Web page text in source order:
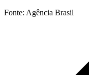
Fonte: Agência Brasil